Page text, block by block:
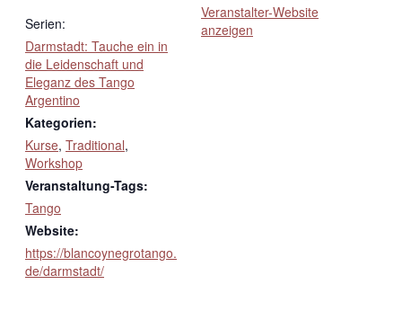
Serien:
Darmstadt: Tauche ein in
die Leidenschaft und
Eleganz des Tango
Argentino
Kategorien:
Kurse, Traditional,
Workshop
Veranstaltung-Tags:
Tango
Website:
https://blancoynegrotango.
de/darmstadt/
Veranstalter-Website
anzeigen